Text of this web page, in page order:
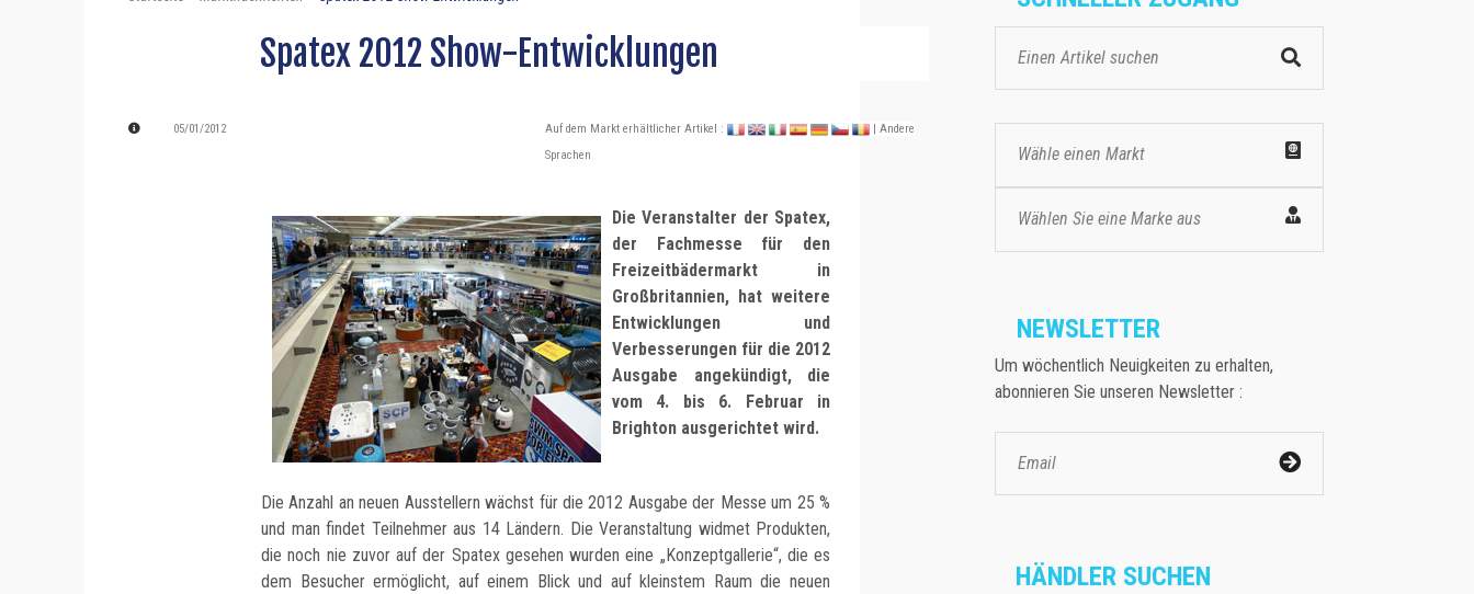
Spatex 2012 Show-Entwicklungen
05/01/2012 Auf dem Markt erhältlicher Artikel :
| Andere
Sprachen
Die Veranstalter der Spatex,
der Fachmesse für den
Freizeitbädermarkt in
Großbritannien, hat weitere
Entwicklungen und
Verbesserungen für die 2012
Ausgabe angekündigt, die
vom 4. bis 6. Februar in
Brighton ausgerichtet wird.
Die Anzahl an neuen Ausstellern wächst für die 2012 Ausgabe der Messe um 25 %
und man findet Teilnehmer aus 14 Ländern. Die Veranstaltung widmet Produkten,
die noch nie zuvor auf der Spatex gesehen wurden eine „Konzeptgallerie“, die es
dem Besucher ermöglicht, auf einem Blick und auf kleinstem Raum die neuen
Wähle einen Markt
Wählen Sie eine Marke aus
NEWSLETTER
Um wöchentlich Neuigkeiten zu erhalten,
abonnieren Sie unseren Newsletter :
HÄNDLER SUCHEN